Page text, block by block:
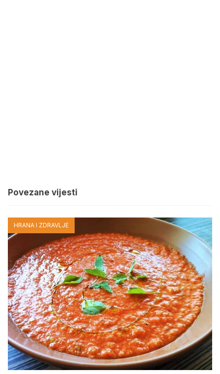
Povezane vijesti
HRANA I ZDRAVLJE